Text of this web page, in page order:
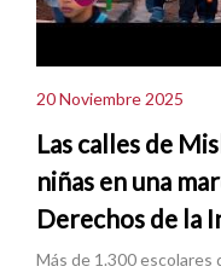
20 Noviembre 2025
Las calles de
niñas en una
Derechos de la
Más de 1.300